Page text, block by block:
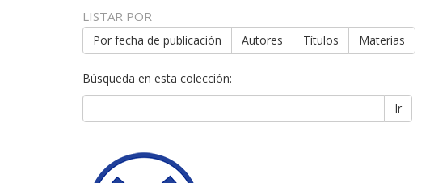
LISTAR POR
Por fecha de publicación Autores Títulos Materias
Búsqueda en esta colección:
Ir